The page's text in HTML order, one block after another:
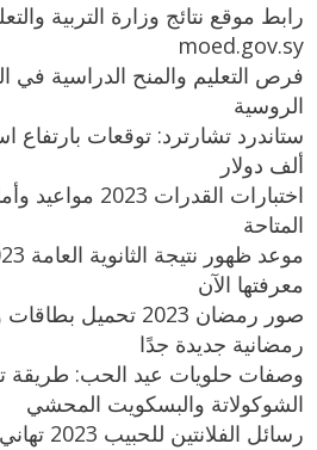
رابط موقع نتائج وزارة التربية
moed.gov.sy
فرص التعليم والمنح الدراسية في
الروسية
ألف دولار
اختبارات القدرات
المتاحة
معرفتها الآن
صور رمضان 2023
رمضانية جديدة جدًا
وصفات حلويات عيد الحب: طريقة
الشوكولاتة والبسكويت المحشي
رسائل الفلانتين للحبيب 2023 تهاني عيد حب سعيد للعشاق